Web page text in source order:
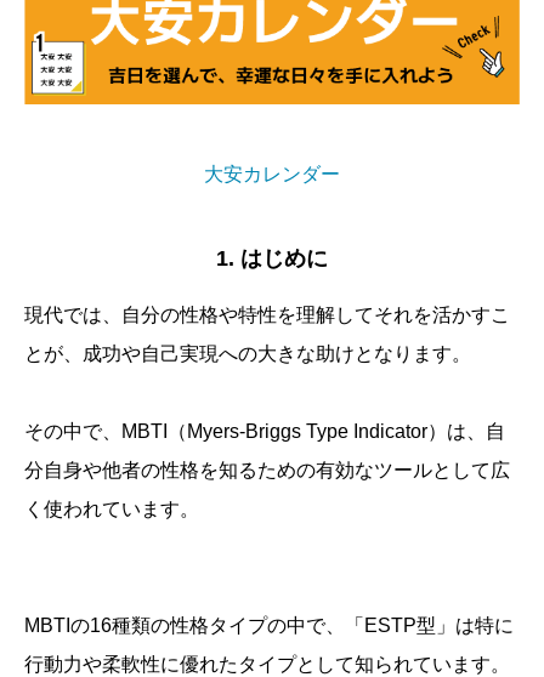
大安カレンダー
1. はじめに
現代では、自分の性格や特性を理解してそれを活かすこ
とが、成功や自己実現への大きな助けとなります。
その中で、MBTI（Myers-Briggs Type Indicator）は、自
分自身や他者の性格を知るための有効なツールとして広
く使われています。
MBTIの16種類の性格タイプの中で、「ESTP型」は特に
行動力や柔軟性に優れたタイプとして知られています。